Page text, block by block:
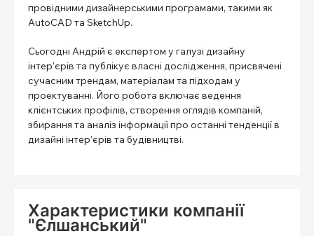
провідними дизайнерськими програмами, такими як
AutoCAD та SketchUp.
Сьогодні Андрій є експертом у галузі дизайну
інтер’єрів та публікує власні дослідження, присвячені
сучасним трендам, матеріалам та підходам у
проектуванні. Його робота включає ведення
клієнтських профілів, створення оглядів компаній,
збирання та аналіз інформації про останні тенденції в
дизайні інтер’єрів та будівництві.
Характеристики компанії
"Єлшанський"